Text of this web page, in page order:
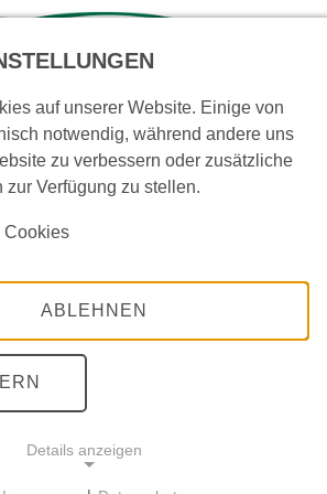
+49
S, verzinkt, Pro, 150mm
(33)
(3)
auf unserer Website. Einige von
notwendig, während andere uns
zu verbessern oder zusätzliche
zur Verfügung zu stellen.
Cookies
ABLEHNEN
Details anzeigen